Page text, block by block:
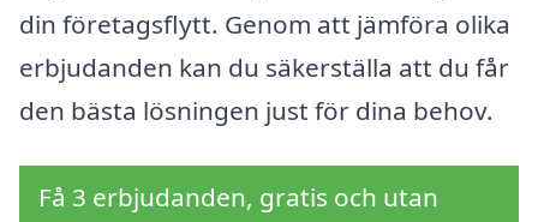
din företagsflytt. Genom att jämföra olika
erbjudanden kan du säkerställa att du får
den bästa lösningen just för dina behov.
Få 3 erbjudanden, gratis och utan